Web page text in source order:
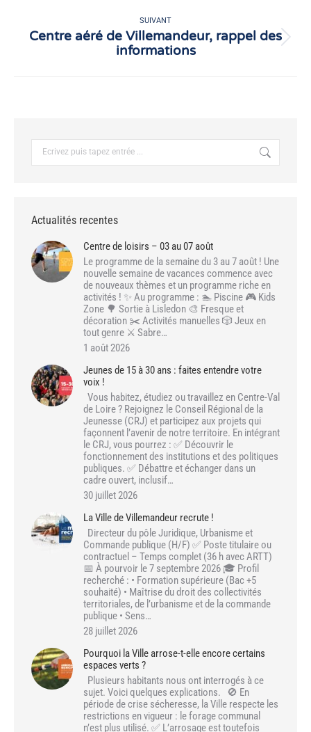
SUIVANT
Article
suivant
Centre aéré de Villemandeur, rappel des
informations
Actualités recentes
Centre de loisirs – 03 au 07 août
Le programme de la semaine du 3 au 7 août ! Une
nouvelle semaine de vacances commence avec
de nouveaux thèmes et un programme riche en
activités ! ✨ Au programme : 🏊 Piscine 🎮 Kids
Zone 🌳 Sortie à Lisledon 🎨 Fresque et
décoration ✂️ Activités manuelles 🎲 Jeux en
tout genre ⚔️ Sabre…
1 août 2026
Jeunes de 15 à 30 ans : faites entendre votre
voix !
Vous habitez, étudiez ou travaillez en Centre-Val
de Loire ? Rejoignez le Conseil Régional de la
Jeunesse (CRJ) et participez aux projets qui
façonnent l’avenir de notre territoire. En intégrant
le CRJ, vous pourrez : ✅ Découvrir le
fonctionnement des institutions et des politiques
publiques. ✅ Débattre et échanger dans un
cadre ouvert, inclusif…
30 juillet 2026
La Ville de Villemandeur recrute !
Directeur du pôle Juridique, Urbanisme et
Commande publique (H/F) ✅ Poste titulaire ou
contractuel – Temps complet (36 h avec ARTT)
📅 À pourvoir le 7 septembre 2026 🎓 Profil
recherché : • Formation supérieure (Bac +5
souhaité) • Maîtrise du droit des collectivités
territoriales, de l’urbanisme et de la commande
publique • Sens…
28 juillet 2026
Pourquoi la Ville arrose-t-elle encore certains
espaces verts ?
Plusieurs habitants nous ont interrogés à ce
sujet. Voici quelques explications. 🚫 En
période de crise sécheresse, la Ville respecte les
restrictions en vigueur : le forage communal
n’est plus utilisé. ✅ L’arrosage est toutefois